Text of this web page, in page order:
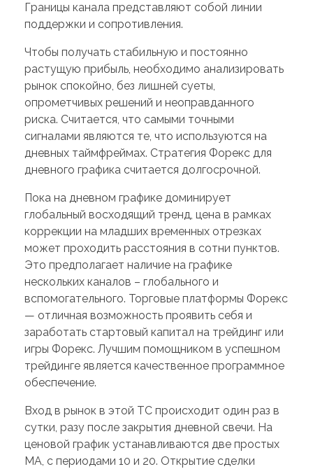
Границы канала представляют собой линии
поддержки и сопротивления.
Чтобы получать стабильную и постоянно
растущую прибыль, необходимо анализировать
рынок спокойно, без лишней суеты,
опрометчивых решений и неоправданного
риска. Считается, что самыми точными
сигналами являются те, что используются на
дневных таймфреймах. Стратегия Форекс для
дневного графика считается долгосрочной.
Пока на дневном графике доминирует
глобальный восходящий тренд, цена в рамках
коррекции на младших временных отрезках
может проходить расстояния в сотни пунктов.
Это предполагает наличие на графике
нескольких каналов – глобального и
вспомогательного. Торговые платформы Форекс
— отличная возможность проявить себя и
заработать стартовый капитал на трейдинг или
игры Форекс. Лучшим помощником в успешном
трейдинге является качественное программное
обеспечение.
Вход в рынок в этой ТС происходит один раз в
сутки, разу после закрытия дневной свечи. На
ценовой график устанавливаются две простых
МА, с периодами 10 и 20. Открытие сделки